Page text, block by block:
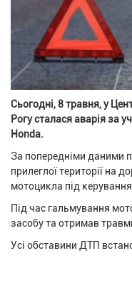
Сьогодні, 8 травня, у
Рогу сталася аварія за
Honda.
За попередніми даними
прилеглої території на
мотоцикла під
Під час гальмування
засобу та отримав
Усі обставини ДТП